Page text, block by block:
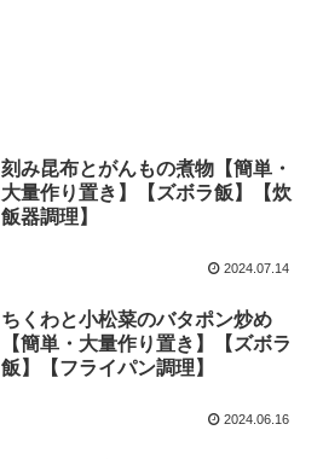
刻み昆布とがんもの煮物【簡単・
大量作り置き】【ズボラ飯】【炊
飯器調理】
2024.07.14
ちくわと小松菜のバタポン炒め
【簡単・大量作り置き】【ズボラ
飯】【フライパン調理】
2024.06.16